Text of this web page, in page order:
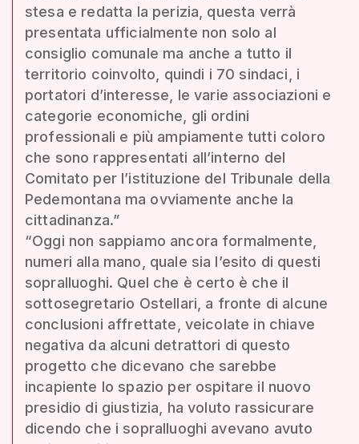
stesa e redatta la perizia, questa verrà
presentata ufficialmente non solo al
consiglio comunale ma anche a tutto il
territorio coinvolto, quindi i 70 sindaci, i
portatori d’interesse, le varie associazioni e
categorie economiche, gli ordini
professionali e più ampiamente tutti coloro
che sono rappresentati all’interno del
Comitato per l’istituzione del Tribunale della
Pedemontana ma ovviamente anche la
cittadinanza.”
“Oggi non sappiamo ancora formalmente,
numeri alla mano, quale sia l’esito di questi
sopralluoghi. Quel che è certo è che il
sottosegretario Ostellari, a fronte di alcune
conclusioni affrettate, veicolate in chiave
negativa da alcuni detrattori di questo
progetto che dicevano che sarebbe
incapiente lo spazio per ospitare il nuovo
presidio di giustizia, ha voluto rassicurare
dicendo che i sopralluoghi avevano avuto